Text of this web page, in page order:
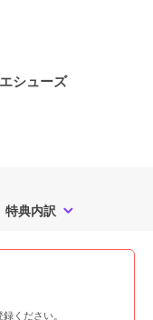
シューズ
特典内訳
ください。